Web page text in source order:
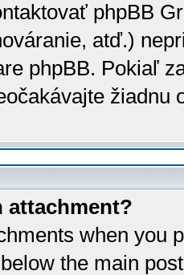
phpBB
atď.)
phpBB. Pokiaľ
žiadnu
attachment?
when you
the main